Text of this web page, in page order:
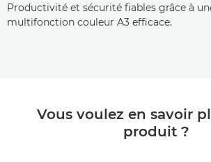
Productivité et sécurité fiables grâce à
multifonction couleur A3 efficace.
Vous voulez en savoir
produit ?